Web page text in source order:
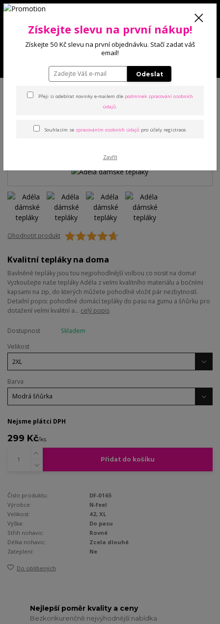
0 Kč
Ohodnotit produkt
Kvalitní tepláky na doma
Bavlněné tepláky jsou tou nejpohodlnější volbou co nosit na doma!
Vyzkoušejte naše tepláky Adéla z velmi kvalitního materiálu a bočními
kapsami na zip, do kterých můžete pohodlně vložit pár nezbytností.
Detailní popis: pohodlné domácí tepláky do pasu na gumu a šňůrku pro
dotažení velmi kvalitní a... celý popis
Dostupnost
Skladem
Velikost
Barva
Nejsme plátci DPH
299 Kč/ks
Přidat do košíku
Číslo produktu:
DF-0165
Výrobce:
N-feel
Velikost:
42, XL
Výška:
Do pasu
Střih nohavic:
Rovné
Délka nohavic:
Zcela dlouhé
Zateplení:
Ne
Do oblíbených
Nejlepší poměr kvality a ceny
Bezkonkurenčně nejvýhodnější nabídka
Získejte slevu na první nákup!
Získejte 50 Kč slevu na první objednávku. Stačí zadat váš
email!
Odeslat
Přeji si odebírat novinky e-mailem dle podmínek zpracování osobních
údajů.
Souhlasím se zpracováním osobních údajů pro účely registrace.
Zavřít